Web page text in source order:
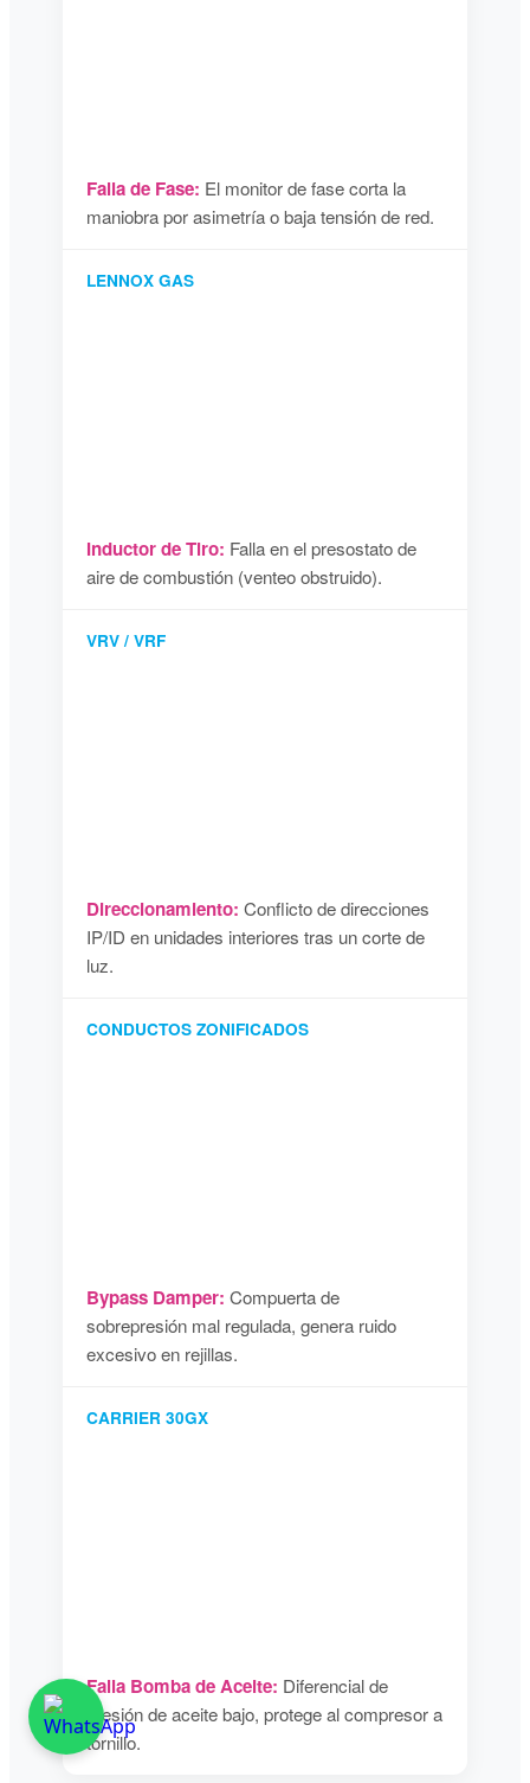
Falla de Fase: El monitor de fase corta la
maniobra por asimetría o baja tensión de red.
LENNOX GAS
Inductor de Tiro: Falla en el presostato de
aire de combustión (venteo obstruido).
VRV / VRF
Direccionamiento: Conflicto de direcciones
IP/ID en unidades interiores tras un corte de
luz.
CONDUCTOS ZONIFICADOS
Bypass Damper: Compuerta de
sobrepresión mal regulada, genera ruido
excesivo en rejillas.
CARRIER 30GX
Falla Bomba de Aceite: Diferencial de
presión de aceite bajo, protege al compresor a
tornillo.